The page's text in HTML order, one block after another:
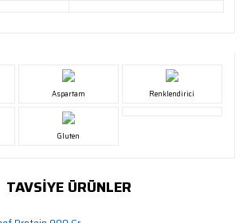
Aspartam Renklendirici
Gluten
TAVSİYE ÜRÜNLER